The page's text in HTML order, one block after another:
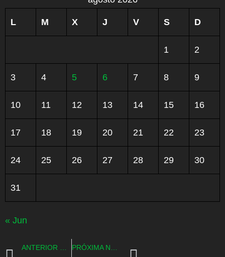
L M X J V S D
1 2
3 4 5 6 7 8 9
10 11 12 13 14 15 16
17 18 19 20 21 22 23
24 25 26 27 28 29 30
31
« Jun